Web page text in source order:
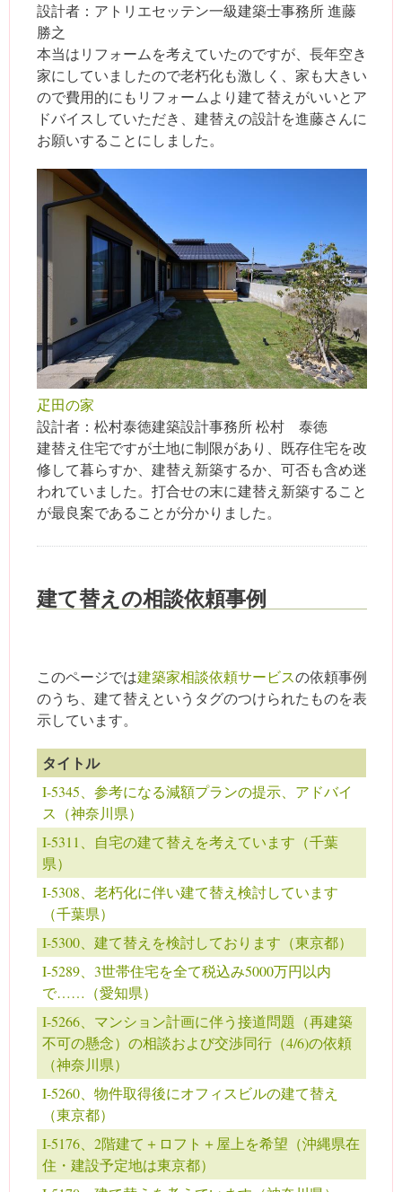
設計者：アトリエセッテン一級建築士事務所 進藤
勝之
本当はリフォームを考えていたのですが、長年空き
家にしていましたので老朽化も激しく、家も大きい
ので費用的にもリフォームより建て替えがいいとア
ドバイスしていただき、建替えの設計を進藤さんに
お願いすることにしました。
疋田の家
設計者：松村泰徳建築設計事務所 松村 泰徳
建替え住宅ですが土地に制限があり、既存住宅を改
修して暮らすか、建替え新築するか、可否も含め迷
われていました。打合せの末に建替え新築すること
が最良案であることが分かりました。
建て替えの相談依頼事例
このページでは建築家相談依頼サービスの依頼事例
のうち、建て替えというタグのつけられたものを表
示しています。
タイトル
I-5345、参考になる減額プランの提示、アドバイ
ス（神奈川県）
I-5311、自宅の建て替えを考えています（千葉
県）
I-5308、老朽化に伴い建て替え検討しています
（千葉県）
I-5300、建て替えを検討しております（東京都）
I-5289、3世帯住宅を全て税込み5000万円以内
で……（愛知県）
I-5266、マンション計画に伴う接道問題（再建築
不可の懸念）の相談および交渉同行（4/6)の依頼
（神奈川県）
I-5260、物件取得後にオフィスビルの建て替え
（東京都）
I-5176、2階建て＋ロフト＋屋上を希望（沖縄県在
住・建設予定地は東京都）